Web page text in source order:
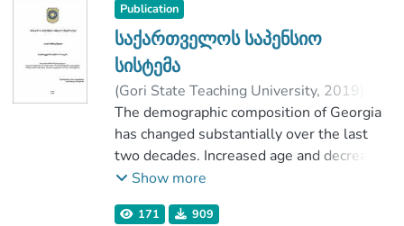
Publication
საქართველოს საპენსიო
სისტემა
(Gori State Teaching University, 2019
მიჩიტაშვილი, ლალი
;
ჟოჟუაშვილი, ნათია
;
Faculty of Social Sciences, Business and
Law
The demographic composition of Georgia
has changed substantially over the last
two decades. Increased age and decrease
in childbirth levels is a visible trend that
workforce population. The country's
Show more
171 909